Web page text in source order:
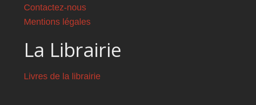
Contactez-nous
Mentions légales
La Librairie
Livres de la librairie